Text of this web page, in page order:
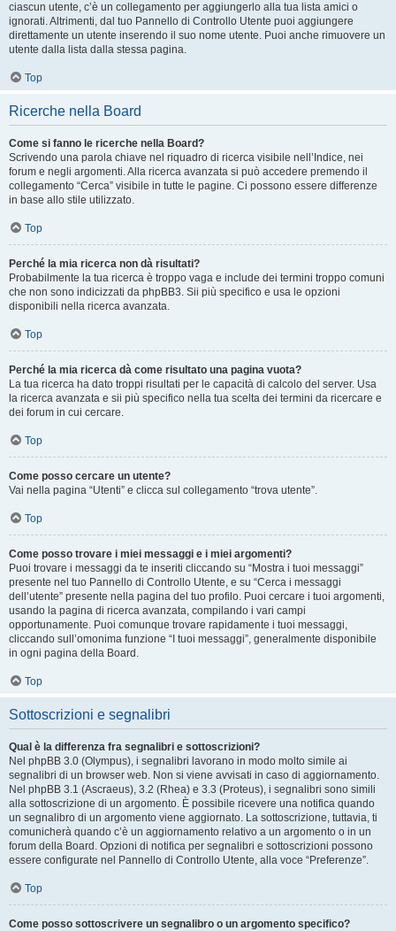
ciascun utente, c’è un collegamento per aggiungerlo alla tua lista amici o
ignorati. Altrimenti, dal tuo Pannello di Controllo Utente puoi aggiungere
direttamente un utente inserendo il suo nome utente. Puoi anche rimuovere un
utente dalla lista dalla stessa pagina.
Top
Ricerche nella Board
Come si fanno le ricerche nella Board?
Scrivendo una parola chiave nel riquadro di ricerca visibile nell’Indice, nei
forum e negli argomenti. Alla ricerca avanzata si può accedere premendo il
collegamento “Cerca” visibile in tutte le pagine. Ci possono essere differenze
in base allo stile utilizzato.
Top
Perché la mia ricerca non dà risultati?
Probabilmente la tua ricerca è troppo vaga e include dei termini troppo comuni
che non sono indicizzati da phpBB3. Sii più specifico e usa le opzioni
disponibili nella ricerca avanzata.
Top
Perché la mia ricerca dà come risultato una pagina vuota?
La tua ricerca ha dato troppi risultati per le capacità di calcolo del server. Usa
la ricerca avanzata e sii più specifico nella tua scelta dei termini da ricercare e
dei forum in cui cercare.
Top
Come posso cercare un utente?
Vai nella pagina “Utenti” e clicca sul collegamento “trova utente”.
Top
Come posso trovare i miei messaggi e i miei argomenti?
Puoi trovare i messaggi da te inseriti cliccando su “Mostra i tuoi messaggi”
presente nel tuo Pannello di Controllo Utente, e su “Cerca i messaggi
dell’utente” presente nella pagina del tuo profilo. Puoi cercare i tuoi argomenti,
usando la pagina di ricerca avanzata, compilando i vari campi
opportunamente. Puoi comunque trovare rapidamente i tuoi messaggi,
cliccando sull’omonima funzione “I tuoi messaggi”, generalmente disponibile
in ogni pagina della Board.
Top
Sottoscrizioni e segnalibri
Qual è la differenza fra segnalibri e sottoscrizioni?
Nel phpBB 3.0 (Olympus), i segnalibri lavorano in modo molto simile ai
segnalibri di un browser web. Non si viene avvisati in caso di aggiornamento.
Nel phpBB 3.1 (Ascraeus), 3.2 (Rhea) e 3.3 (Proteus), i segnalibri sono simili
alla sottoscrizione di un argomento. È possibile ricevere una notifica quando
un segnalibro di un argomento viene aggiornato. La sottoscrizione, tuttavia, ti
comunicherà quando c’è un aggiornamento relativo a un argomento o in un
forum della Board. Opzioni di notifica per segnalibri e sottoscrizioni possono
essere configurate nel Pannello di Controllo Utente, alla voce “Preferenze”.
Top
Come posso sottoscrivere un segnalibro o un argomento specifico?